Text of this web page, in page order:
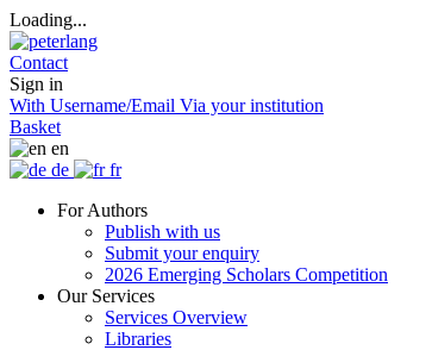
Loading...
Contact
Sign in
With Username/Email Via your institution
Basket
en
de
fr
For Authors
Publish with us
Submit your enquiry
2026 Emerging Scholars Competition
Our Services
Services Overview
Libraries